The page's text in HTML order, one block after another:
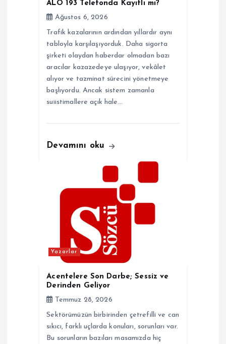
ALO 193 Telefonda Kayıtlı mı?
Ağustos 6, 2026
Trafik kazalarının ardından yıllardır aynı
tabloyla karşılaşıyorduk. Daha sigorta
şirketi olaydan haberdar olmadan bazı
aracılar kazazedeye ulaşıyor, vekâlet
alıyor ve tazminat sürecini yönetmeye
başlıyordu. Ancak sistem zamanla
suiistimallere açık hale…
Devamını oku
Yazarlar
Acentelere Son Darbe; Sessiz ve
Derinden Geliyor
Temmuz 28, 2026
Sektörümüzün birbirinden çetrefilli ve can
sıkıcı, farklı uçlarda konuları, sorunları var.
Bu sorunların bazıları masamızda hiç